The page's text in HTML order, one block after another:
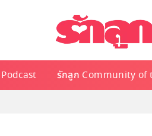
รักลูก Community of